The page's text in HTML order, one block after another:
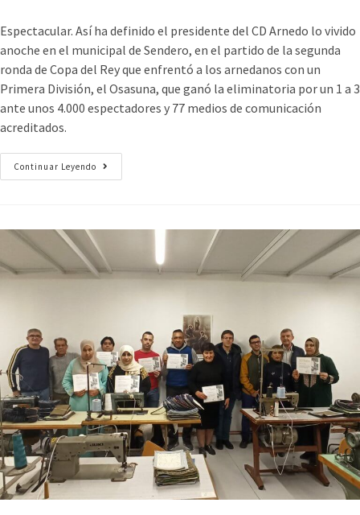
Espectacular. Así ha definido el presidente del CD Arnedo lo vivido
anoche en el municipal de Sendero, en el partido de la segunda
ronda de Copa del Rey que enfrentó a los arnedanos con un
Primera División, el Osasuna, que ganó la eliminatoria por un 1 a 3
ante unos 4.000 espectadores y 77 medios de comunicación
acreditados.
Continuar Leyendo